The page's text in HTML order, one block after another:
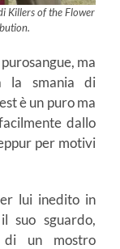
Killers of the Flower
ma
la smania di
è un puro ma
dallo
per motivi
lui inedito in
suo sguardo,
un mostro